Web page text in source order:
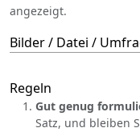
angezeigt.
Bilder / Datei /
Regeln
Gut genug
Satz, und bleiben